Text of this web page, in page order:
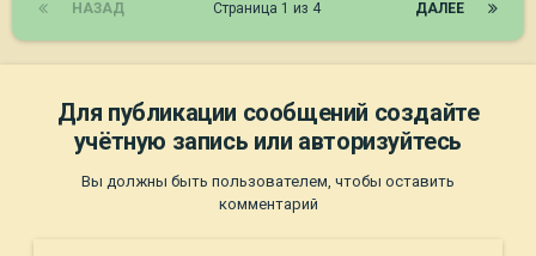
НАЗАД ДАЛЕЕ
Страница 1 из 4
Для публикации сообщений создайте
учётную запись или авторизуйтесь
Вы должны быть пользователем, чтобы оставить
комментарий